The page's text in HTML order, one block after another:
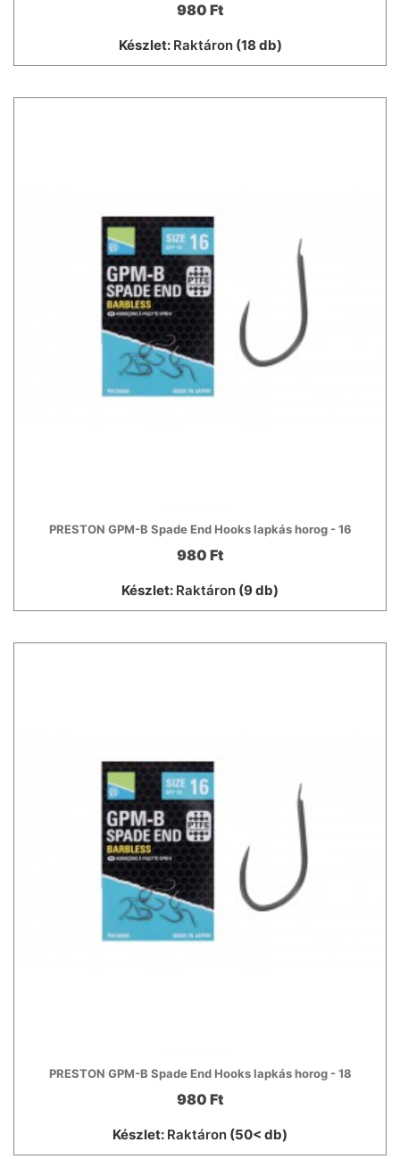
980 Ft
Készlet: Raktáron(18 db)
PRESTON GPM-B Spade End Hooks lapkás horog - 16
980 Ft
Készlet: Raktáron (9 db)
PRESTON GPM-B Spade End Hooks lapkás horog - 18
980 Ft
Készlet: Raktáron (50< db)